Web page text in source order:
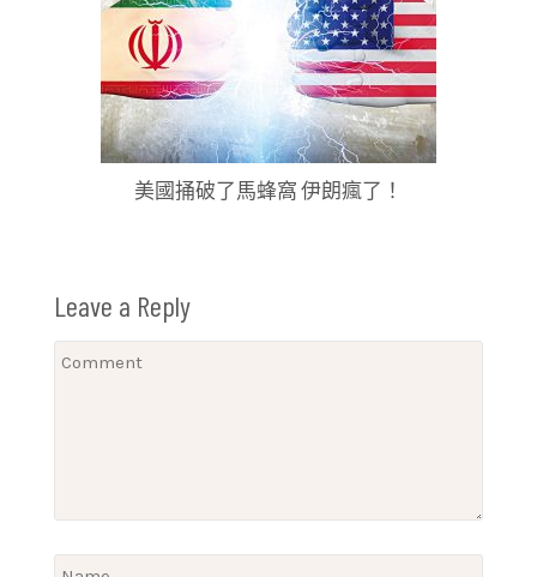
美國捅破了馬蜂窩 伊朗瘋了！
Leave a Reply